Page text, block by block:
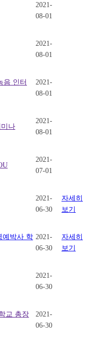
2021-
08-01
2021-
08-01
음 인터
2021-
08-01
미나
2021-
08-01
2021-
07-01
2021-
06-30
자세히
보기
예박사 학 2021-
06-30
자세히
보기
2021-
06-30
교 총장
2021-
06-30